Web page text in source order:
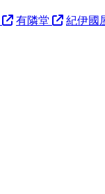
有隣堂 紀伊國